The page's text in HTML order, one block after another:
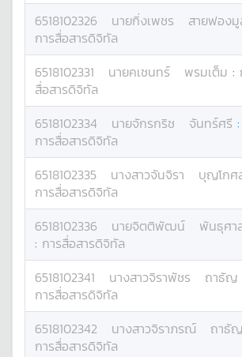
6518102326 นายกิ่งเพชร สายฟอง
การสื่อสารดิจิทัล
6518102331 นายคเชนทร์ พรมเต็ม :
สื่อสารดิจิทัล
6518102334 นายจักรกริช จันทร์ศรี :
การสื่อสารดิจิทัล
6518102335 นางสาวจันจิรา บุญโกศ
การสื่อสารดิจิทัล
6518102336 นายจิตติพัฒน์
พันธุศา
: การสื่อสารดิจิทัล
6518102341 นางสาวจิราพัชร ถาธัญ
การสื่อสารดิจิทัล
6518102342 นางสาวจิราภรณ์ ถาธัญ
การสื่อสารดิจิทัล